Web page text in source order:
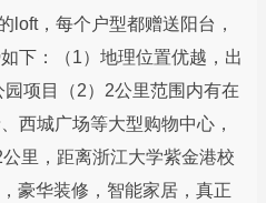
loft，每个户型都赠送阳台，
下：（1）地理位置优越，出
项目（2）2公里范围内有在
西城广场等大型购物中心，
里，距离浙江大学紫金港校
豪华装修，智能家居，真正